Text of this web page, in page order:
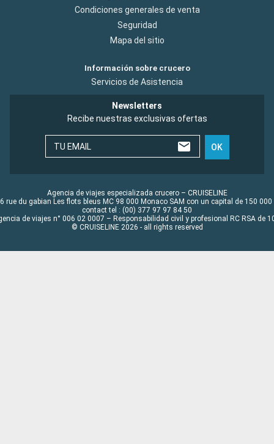
Condiciones generales de venta
Seguridad
Mapa del sitio
Información sobre crucero
Servicios de Asistencia
Newsletters
Recibe nuestras exclusivas ofertas
TU EMAIL OK
Agencia de viajes especializada crucero – CRUISELINE
rue du gabian Les flots bleus MC 98 000 Monaco SAM con un capital de 150 000
contact tel : (00) 377 97 97 84 50
de viajes n° 006 02 0007 – Responsabilidad civil y profesional RC RSA de
© CRUISELINE 2026 - all rights reserved